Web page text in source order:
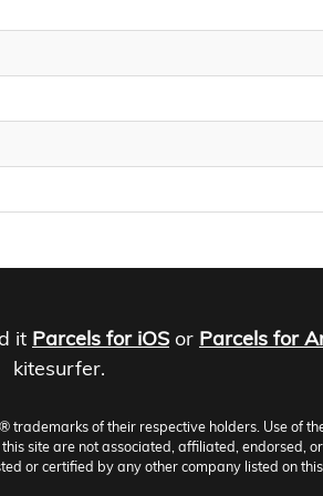
it Parcels for iOS or Parcels for
kitesurfer.
of their respective holders. Use of
site are not associated, affiliated, endorsed,
or certified by any other company listed on